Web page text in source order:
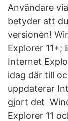
Användare
betyder att
versionen!
Explorer 11+;
Internet
idag där till
uppdaterar
gjort det
Explorer 11